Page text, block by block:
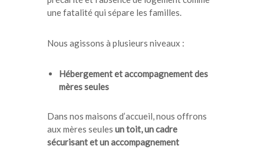
une fatalité qui sépare les familles.
Nous agissons à plusieurs niveaux :
Hébergement et accompagnement des
mères seules
Dans nos maisons d’accueil, nous offrons
aux mères seules un toit, un cadre
sécurisant et un accompagnement